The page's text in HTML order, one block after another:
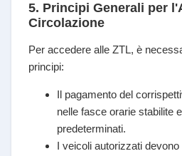
5. Principi Generali per
Circolazione
Per accedere alle ZTL, è
principi:
Il pagamento del
nelle fasce orarie stabilite
predeterminati.
I veicoli autorizzati devono